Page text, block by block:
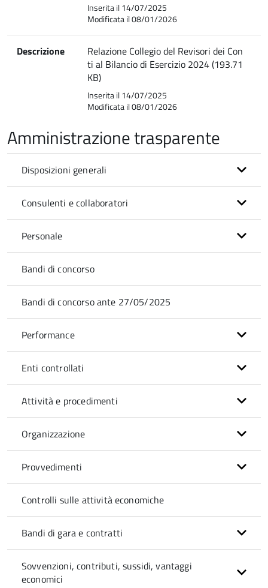
Inserita il 14/07/2025
Modificata il 08/01/2026
Descrizione
Relazione Collegio del Revisori dei Con
ti al Bilancio di Esercizio 2024 (193.71
KB)
Inserita il 14/07/2025
Modificata il 08/01/2026
Amministrazione trasparente
Disposizioni generali
Consulenti e collaboratori
Personale
Bandi di concorso
Bandi di concorso ante 27/05/2025
Performance
Enti controllati
Attività e procedimenti
Organizzazione
Provvedimenti
Controlli sulle attività economiche
Bandi di gara e contratti
Sovvenzioni, contributi, sussidi, vantaggi
economici